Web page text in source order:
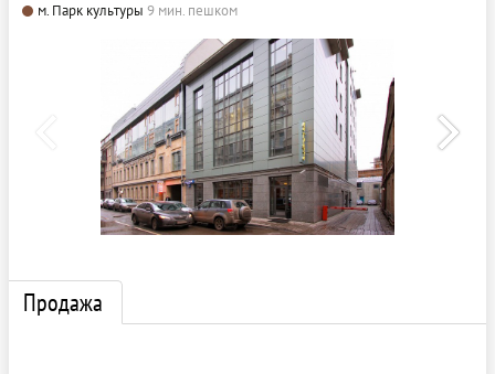
м. Парк культуры 9 мин. пешком
Продажа